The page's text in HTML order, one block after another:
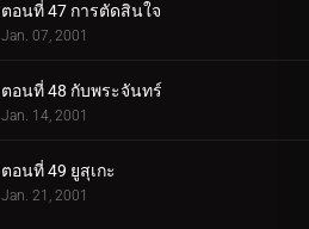
ตอนที่ 47 การตัดสินใจ
Jan. 07, 2001
ตอนที่ 48 กับพระจันทร์
Jan. 14, 2001
ตอนที่ 49 ยูสุเกะ
Jan. 21, 2001